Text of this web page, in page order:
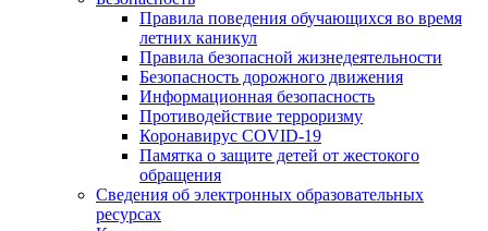
Правила поведения обучающихся во время
летних каникул
Правила безопасной жизнедеятельности
Безопасность дорожного движения
Информационная безопасность
Противодействие терроризму
Коронавирус COVID-19
Памятка о защите детей от жестокого
обращения
Сведения об электронных образовательных
ресурсах